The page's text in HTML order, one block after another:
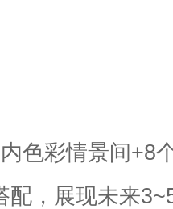
色彩情景间+8
配，展现未来